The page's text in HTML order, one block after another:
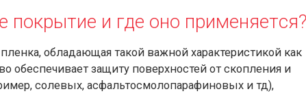
покрытие и где оно применяется?
обладающая такой важной характеристикой как
обеспечивает защиту поверхностей от скопления и
солевых, асфальтосмолопарафиновых и тд),